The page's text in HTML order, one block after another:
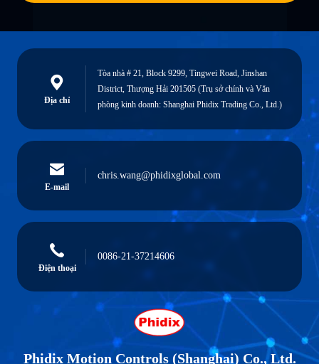
Địa chỉ
Tòa nhà # 21, Block 9299, Tingwei Road, Jinshan
District, Thượng Hải 201505 (Trụ sở chính và Văn
phòng kinh doanh: Shanghai Phidix Trading Co., Ltd.)
E-mail
chris.wang@phidixglobal.com
Điện thoại
0086-21-37214606
Phidix Motion Controls (Shanghai) Co., Ltd.